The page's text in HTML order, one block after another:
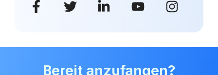
Bereit anzufangen?